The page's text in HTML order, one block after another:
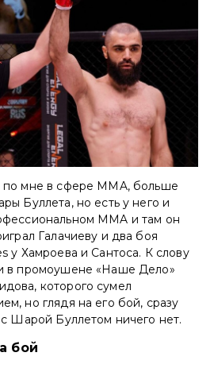
мне в сфере MMA, больше
Буллета, но есть у него и
MMA и там он
Галачиеву и два боя
у Хамроева и Сантоса. К слову
в промоушене «Наше Дело»
которого сумел
но глядя на его бой, сразу
с Шарой Буллетом ничего нет.
бой